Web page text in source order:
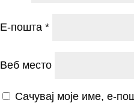
Е-пошта*
Веб место
Сачувај моје име, е-